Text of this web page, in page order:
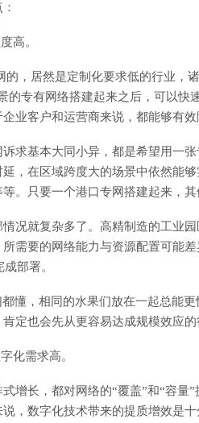
高。
的，居然是定制化要求低的行业，
的专有网络搭建起来之后，可以快
业客户和运营商来说，都能够有
求基本大同小异，都是希望用一
，在区域跨度大的场景中依然能
。只要一个港口专网搭建起来，
况就复杂多了。高精制造的工业
需要的网络能力与资源配置可能
部署。
懂，相同的水果们放在一起总能
定也会先从更容易达成规模效应的
化需求高。
增长，都对网络的“覆盖”和“容量
，数字化技术带来的提质增效是